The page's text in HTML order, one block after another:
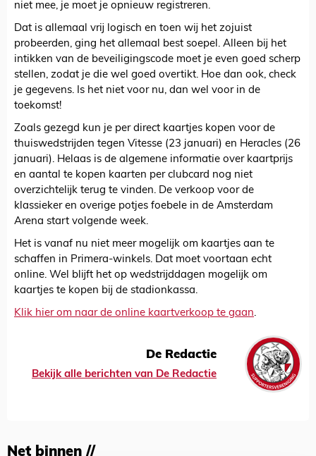
niet mee, je moet je opnieuw registreren.
Dat is allemaal vrij logisch en toen wij het zojuist
probeerden, ging het allemaal best soepel. Alleen bij het
intikken van de beveiligingscode moet je even goed scherp
stellen, zodat je die wel goed overtikt. Hoe dan ook, check
je gegevens. Is het niet voor nu, dan wel voor in de
toekomst!
Zoals gezegd kun je per direct kaartjes kopen voor de
thuiswedstrijden tegen Vitesse (23 januari) en Heracles (26
januari). Helaas is de algemene informatie over kaartprijs
en aantal te kopen kaarten per clubcard nog niet
overzichtelijk terug te vinden. De verkoop voor de
klassieker en overige potjes foebele in de Amsterdam
Arena start volgende week.
Het is vanaf nu niet meer mogelijk om kaartjes aan te
schaffen in Primera-winkels. Dat moet voortaan echt
online. Wel blijft het op wedstrijddagen mogelijk om
kaartjes te kopen bij de stadionkassa.
Klik hier om naar de online kaartverkoop te gaan.
De Redactie
Bekijk alle berichten van De Redactie
Net binnen //